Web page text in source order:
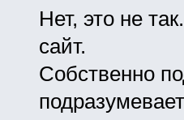
Нет, это не
сайт.
Собственно